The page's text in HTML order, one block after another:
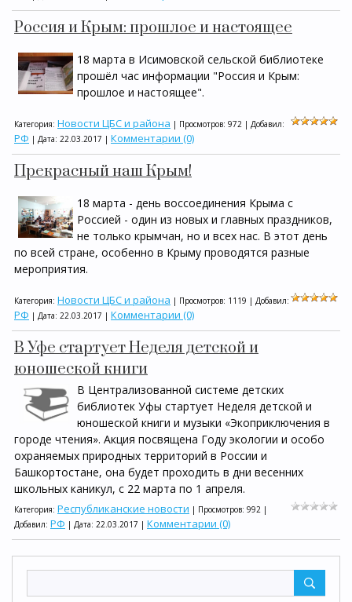
Россия и Крым: прошлое и настоящее
18 марта в Исимовской сельской библиотеке
прошёл час информации "Россия и Крым:
прошлое и настоящее".
Категория: Новости ЦБС и района | Просмотров: 972 | Добавил:
РФ | Дата: 22.03.2017 | Комментарии (0)
Прекрасный наш Крым!
18 марта - день воссоединения Крыма с
Россией - один из новых и главных праздников,
не только крымчан, но и всех нас. В этот день
по всей стране, особенно в Крыму проводятся разные
мероприятия.
Категория: Новости ЦБС и района | Просмотров: 1119 | Добавил:
РФ | Дата: 22.03.2017 | Комментарии (0)
В Уфе стартует Неделя детской и
юношеской книги
В Централизованной системе детских
библиотек Уфы стартует Неделя детской и
юношеской книги и музыки «Экоприключения в
городе чтения». Акция посвящена Году экологии и особо
охраняемых природных территорий в России и
Башкортостане, она будет проходить в дни весенних
школьных каникул, с 22 марта по 1 апреля.
Категория: Республиканские новости | Просмотров: 992 |
Добавил: РФ | Дата: 22.03.2017 | Комментарии (0)